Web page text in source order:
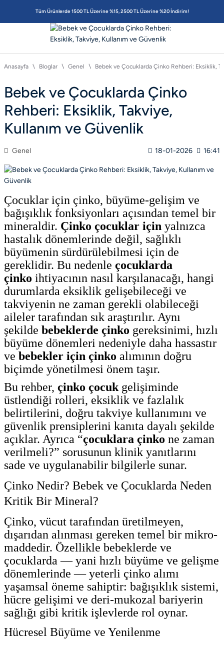
Tüm Ürünlerde 1500 TL Üzerine %15, 2500 TL Üzerine %20 İndirim!
Anasayfa Bloglar Genel Bebek ve Çocuklarda Çinko Rehberi: Eksiklik,
Bebek ve Çocuklarda Çinko
Rehberi: Eksiklik, Takviye,
Kullanım ve Güvenlik
Genel 18-01-2026 16:41
Çocuklar için çinko, büyüme-gelişim ve
bağışıklık fonksiyonları açısından temel bir
mineraldir. Çinko çocuklar için yalnızca
hastalık dönemlerinde değil, sağlıklı
büyümenin sürdürülebilmesi için de
gereklidir. Bu nedenle çocuklarda
çinko ihtiyacının nasıl karşılanacağı, hangi
durumlarda eksiklik gelişebileceği ve
takviyenin ne zaman gerekli olabileceği
aileler tarafından sık araştırılır. Aynı
şekilde bebeklerde çinko gereksinimi, hızlı
büyüme dönemleri nedeniyle daha hassastır
ve bebekler için çinko alımının doğru
biçimde yönetilmesi önem taşır.
Bu rehber, çinko çocuk gelişiminde
üstlendiği rolleri, eksiklik ve fazlalık
belirtilerini, doğru takviye kullanımını ve
güvenlik prensiplerini kanıta dayalı şekilde
açıklar. Ayrıca “çocuklara çinko ne zaman
verilmeli?” sorusunun klinik yanıtlarını
sade ve uygulanabilir bilgilerle sunar.
Çinko Nedir? Bebek ve Çocuklarda Neden
Kritik Bir Mineral?
Çinko, vücut tarafından üretilmeyen,
dışarıdan alınması gereken temel bir mikro-
maddedir. Özellikle bebeklerde ve
çocuklarda — yani hızlı büyüme ve gelişme
dönemlerinde — yeterli çinko alımı
yaşamsal öneme sahiptir: bağışıklık sistemi,
hücre gelişimi ve deri-mukozal bariyerin
sağlığı gibi kritik işlevlerde rol oynar.
Hücresel Büyüme ve Yenilenme